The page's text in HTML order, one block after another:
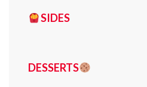
SIDES
DESSERTS